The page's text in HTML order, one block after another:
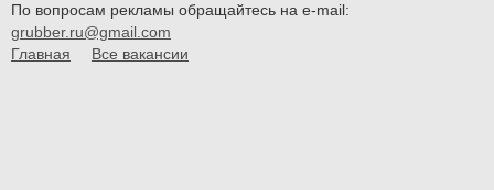
По вопросам рекламы обращайтесь на e-mail:
grubber.ru@gmail.com
Главная
Все вакансии